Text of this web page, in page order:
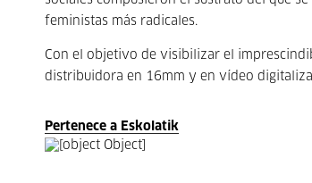
feministas más radicales.
Con el objetivo de visibilizar el
distribuidora en 16mm y en vídeo
Pertenece a Eskolatik